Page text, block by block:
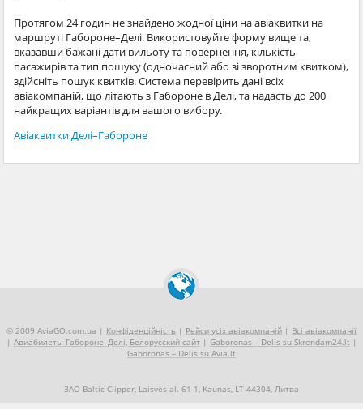
Протягом 24 годин не знайдено жодної ціни на авіаквитки на
маршруті Габороне–Делі. Використовуйте форму вище та,
вказавши бажані дати вильоту та повернення, кількість
пасажирів та тип пошуку (одночасний або зі зворотним квитком),
здійсніть пошук квитків. Система перевірить дані всіх
авіакомпаній, що літають з Габороне в Делі, та надасть до 200
найкращих варіантів для вашого вибору.
Авіаквитки Делі–Габороне
© 2009 AviaGO.com.ua | Конфіденційність | Рейси усіх авіакомпаній | Всі авіакомпанії
| Авиабилеты Габороне–Делі, Белорусский сайт| Gaboronas – Delis su Skrendam24.lt |
Gaboronas – Delis su Avia.lt
ЗАО Baltic Clipper, Laisvės al. 61-1, Kaunas, LT-44304, Литва